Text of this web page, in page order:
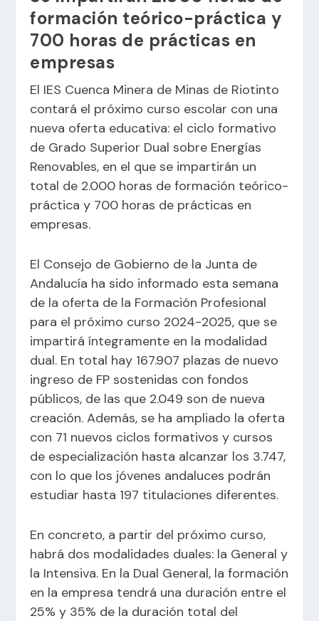
formación teórico-práctica y
700 horas de prácticas en
empresas
El IES Cuenca Minera de Minas de Riotinto
contará el próximo curso escolar con una
nueva oferta educativa: el ciclo formativo
de Grado Superior Dual sobre Energías
Renovables, en el que se impartirán un
total de 2.000 horas de formación teórico-
práctica y 700 horas de prácticas en
empresas.
El Consejo de Gobierno de la Junta de
Andalucía ha sido informado esta semana
de la oferta de la Formación Profesional
para el próximo curso 2024-2025, que se
impartirá íntegramente en la modalidad
dual. En total hay 167.907 plazas de nuevo
ingreso de FP sostenidas con fondos
públicos, de las que 2.049 son de nueva
creación. Además, se ha ampliado la oferta
con 71 nuevos ciclos formativos y cursos
de especialización hasta alcanzar los 3.747,
con lo que los jóvenes andaluces podrán
estudiar hasta 197 titulaciones diferentes.
En concreto, a partir del próximo curso,
habrá dos modalidades duales: la General y
la Intensiva. En la Dual General, la formación
en la empresa tendrá una duración entre el
25% y 35% de la duración total del